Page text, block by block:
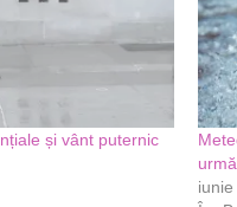
și vânt puternic